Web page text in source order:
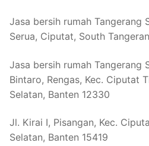
Jasa bersih rumah Tangerang
Serua, Ciputat, South
Jasa bersih rumah Tangerang
Bintaro, Rengas, Kec. Ciputat
Selatan, Banten 12330
Jl. Kirai I, Pisangan, Kec.
Selatan, Banten 15419